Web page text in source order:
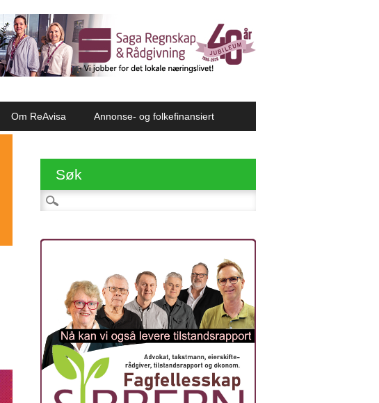
Om ReAvisa Annonse- og folkefinansiert
Søk
Søk etter: